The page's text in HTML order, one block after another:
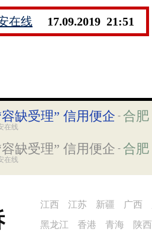
在线 17.09.2019 21:51
缺受理” 信用便企 - 合肥
在线
缺受理” 信用便企 - 合肥
在线
广西
新疆
江苏
江西
陕西
青海
香港
黑龙江